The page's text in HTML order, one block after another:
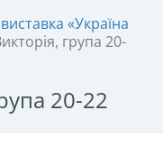
«Україна
група 20-
20-22